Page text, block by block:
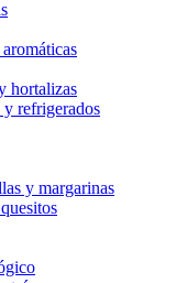
hortalizas
y refrigerados
y margarinas